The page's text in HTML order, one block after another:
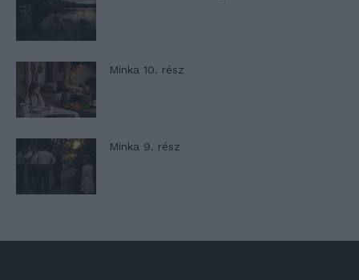
Minka 10. rész
Minka 9. rész